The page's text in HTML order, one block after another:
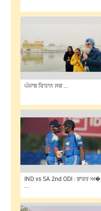
ਪੰਜਾਬ ਵਿਧਾਨ ਸਭ ...
IND vs SA 2nd ODI : ਭਾਰਤ ਅ�